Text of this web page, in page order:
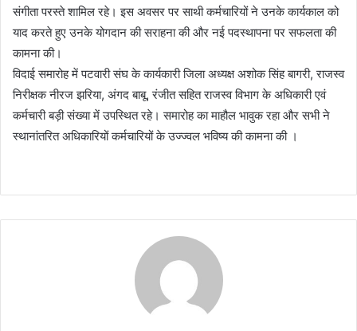
संगीता परस्ते शामिल रहे। इस अवसर पर साथी कर्मचारियों ने उनके कार्यकाल को
याद करते हुए उनके योगदान की सराहना की और नई पदस्थापना पर सफलता की
कामना की।
विदाई समारोह में पटवारी संघ के कार्यकारी जिला अध्यक्ष अशोक सिंह बागरी, राजस्व
निरीक्षक नीरज झरिया, अंगद बाबू, रंजीत सहित राजस्व विभाग के अधिकारी एवं
कर्मचारी बड़ी संख्या में उपस्थित रहे। समारोह का माहौल भावुक रहा और सभी ने
स्थानांतरित अधिकारियों कर्मचारियों के उज्ज्वल भविष्य की कामना की ।